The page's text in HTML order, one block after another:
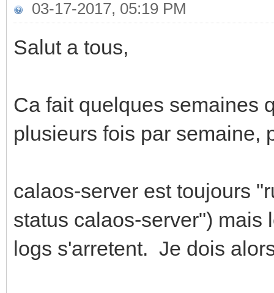
03-17-2017, 05:19 PM
Salut a tous,
Ca fait quelques semaines
plusieurs fois par semaine,
calaos-server est toujours
status calaos-server") mais
logs s'arretent. Je dois